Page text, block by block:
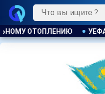
РАССЛЕДОВАНИЕ